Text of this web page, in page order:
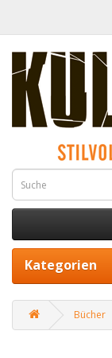
Kategorien
Bücher